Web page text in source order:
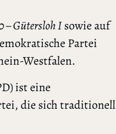
– Gütersloh Isowie auf
Partei
Westfalen.
ist eine
die sich traditionell